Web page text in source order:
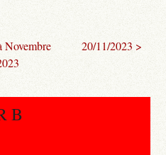
Novembre
20/11/2023 >
B